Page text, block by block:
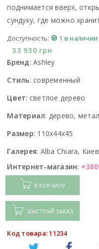
поднимается вверх,
сундуку, где можно
Доступность: 1 в наличии
33 930 грн
Бренд:Ashley
Стиль: современный
Цвет: светлое дерево
Материал: дерево,
Размер: 110x44x45
Галерея: Alba Chiara,
Интернет-магазин:
В КОРЗИНУ
БЫСТРЫЙ ЗАКАЗ
Код товара: 11234